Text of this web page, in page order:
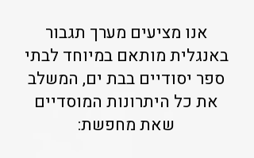
אנו מציעים מערך תגבור
באנגלית מותאם במיוחד לבתי
ספר יסודיים בבת ים, המשלב
את כל היתרונות המוסדיים
שאת מחפשת: